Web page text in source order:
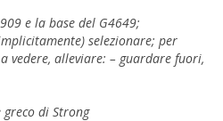
e la base del G4649;
selezionare; per
vedere, alleviare: – guardare fuori,
di Strong